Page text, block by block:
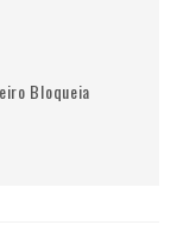
Bloqueia